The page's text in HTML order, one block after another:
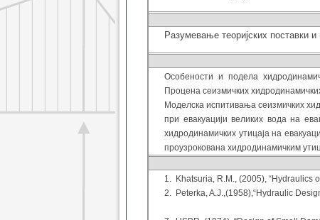
Разумевање теоријских поставки
Особености и подела
Процена сеизмичких
Моделска испитивања сеизмичких
при евакуацији великих вода на
хидродинамичких утицаја на
проузрокована хидродинамичким
1. Khatsuria, R.M., (2005),
2. Peterka, A.J.,(1958),“Hydraulic